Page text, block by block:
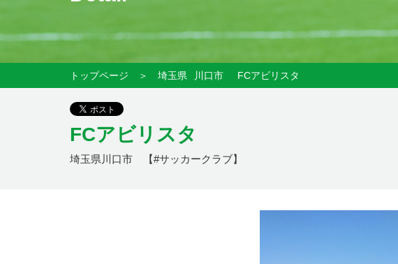
トップページ ＞ 埼玉県 川口市 FCアビリスタ
FCアビリスタ
埼玉県川口市 【#サッカークラブ】